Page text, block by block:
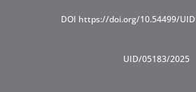
DOI https://doi.org/10.54499/
UID/05183/2025